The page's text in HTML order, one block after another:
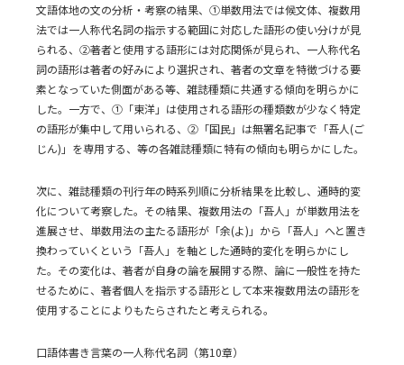
文語体地の文の分析・考察の結果、①単数用法では候文体、複数用
法では一人称代名詞の指示する範囲に対応した語形の使い分けが見
られる、②著者と使用する語形には対応関係が見られ、一人称代名
詞の語形は著者の好みにより選択され、著者の文章を特徴づける要
素となっていた側面がある等、雑誌種類に共通する傾向を明らかに
した。一方で、①「東洋」は使用される語形の種類数が少なく特定
の語形が集中して用いられる、②「国民」は無署名記事で「吾人(ご
じん)」を専用する、等の各雑誌種類に特有の傾向も明らかにした。
次に、雑誌種類の刊行年の時系列順に分析結果を比較し、通時的変
化について考察した。その結果、複数用法の「吾人」が単数用法を
進展させ、単数用法の主たる語形が「余(よ)」から「吾人」へと置き
換わっていくという「吾人」を軸とした通時的変化を明らかにし
た。その変化は、著者が自身の論を展開する際、論に一般性を持た
せるために、著者個人を指示する語形として本来複数用法の語形を
使用することによりもたらされたと考えられる。
口語体書き言葉の一人称代名詞（第10章）